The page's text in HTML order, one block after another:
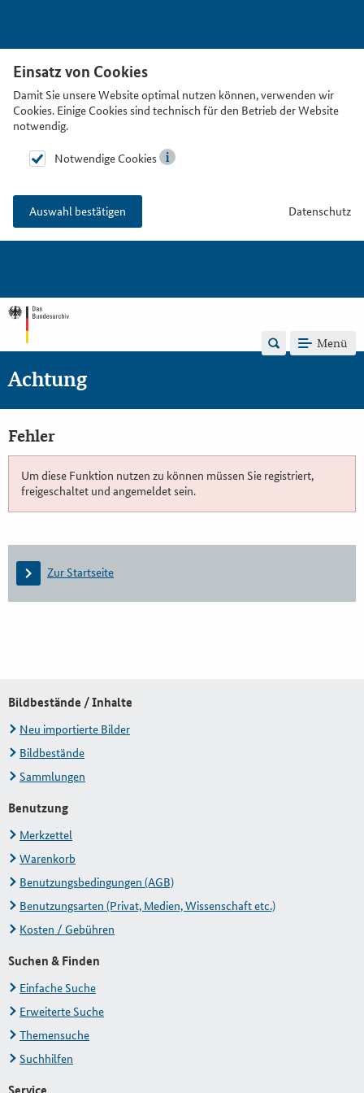
Einsatz von Cookies
Damit Sie unsere Website optimal nutzen können, verwenden wir
Cookies. Einige Cookies sind technisch für den Betrieb der Website
notwendig.
Notwendige Cookies
Auswahl bestätigen Datenschutz
Menü
Achtung
Fehler
Um diese Funktion nutzen zu können müssen Sie registriert,
freigeschaltet und angemeldet sein.
Zur Startseite
Bildbestände / Inhalte
Neu importierte Bilder
Bildbestände
Sammlungen
Benutzung
Merkzettel
Warenkorb
Benutzungsbedingungen (AGB)
Benutzungsarten (Privat, Medien, Wissenschaft etc.)
Kosten / Gebühren
Suchen & Finden
Einfache Suche
Erweiterte Suche
Themensuche
Suchhilfen